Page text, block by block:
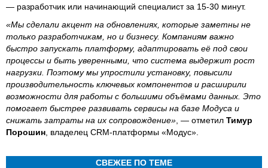
— разработчик или начинающий специалист за 15-30 минут.
«Мы сделали акцент на обновлениях, которые заметны не
только разработчикам, но и бизнесу. Компаниям важно
быстро запускать платформу, адаптировать её под свои
процессы и быть уверенными, что система выдержит рост
нагрузки. Поэтому мы упростили установку, повысили
производительность ключевых компонентов и расширили
возможности для работы с большими объёмами данных. Это
помогает быстрее развивать сервисы на базе Модуса и
снижать затраты на их сопровождение» , — отметил Тимур
Порошин , владелец CRM-платформы «Модус».
СВЕЖЕЕ ПО ТЕМЕ